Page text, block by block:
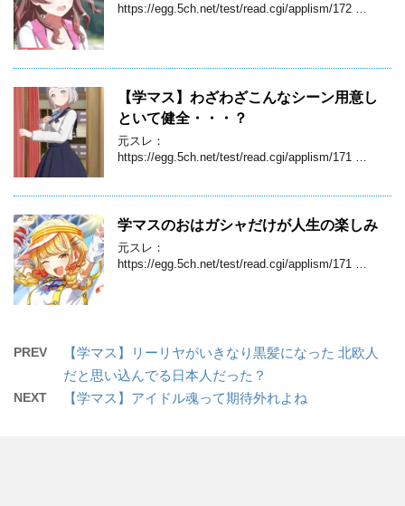
https://egg.5ch.net/test/read.cgi/applism/172 …
【学マス】わざわざこんなシーン用意し
といて健全・・・？
元スレ：
https://egg.5ch.net/test/read.cgi/applism/171 …
学マスのおはガシャだけが人生の楽しみ
元スレ：
https://egg.5ch.net/test/read.cgi/applism/171 …
PREV
【学マス】リーリヤがいきなり黒髪になった 北欧人
だと思い込んでる日本人だった？
NEXT 【学マス】アイドル魂って期待外れよね